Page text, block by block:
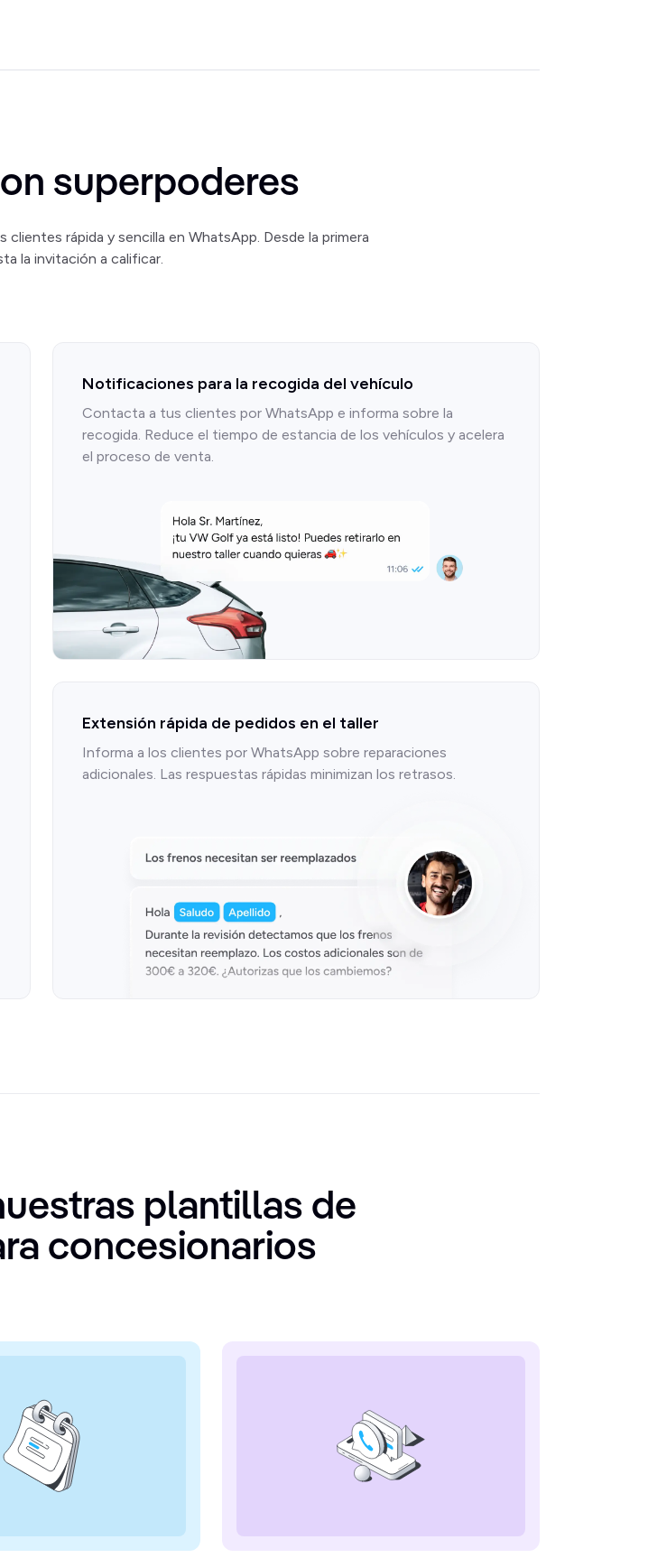
superpoderes
rápida y sencilla en WhatsApp. Desde la primera
la invitación a calificar.
Notificaciones para la recogida del vehículo
Contacta a tus clientes por WhatsApp e informa sobre la
recogida. Reduce el tiempo de estancia de los vehículos y acelera
el proceso de venta.
Extensión rápida de pedidos en el taller
Informa a los clientes por WhatsApp sobre reparaciones
adicionales. Las respuestas rápidas minimizan los retrasos.
plantillas de
concesionarios